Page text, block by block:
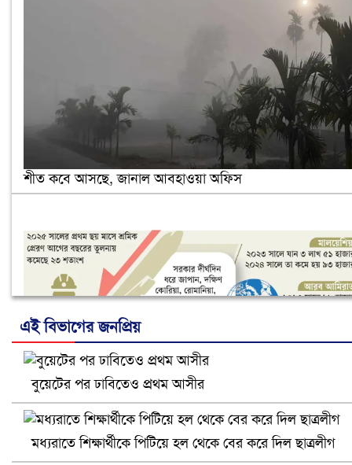
শীত কবে আসছে, জানাল আবহাওয়া অফিস
নানা সংকটে রিক্রুটিং এজেন্সি, হুমকির মুখে শ্রম রপ্তানি
এই বিভাগের জনপ্রিয়
বুয়েটের পর ঢাবিতেও প্রথম আসীর
মধ্যরাতে শিক্ষার্থীকে পিটিয়ে হল থেকে বের করে দিল ছাত্রলীগ